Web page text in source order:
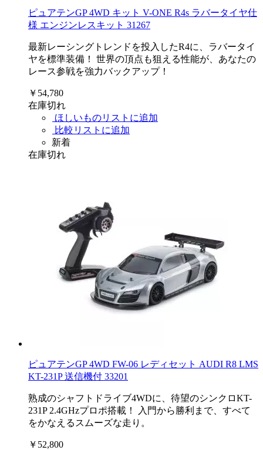
ピュアテンGP 4WD キット V-ONE R4s ラバータイヤ仕
様 エンジンレスキット 31267
最新レーシングトレンドを投入したR4に、ラバータイ
ヤを標準装備！ 世界の頂点も狙える性能が、あなたの
レース参戦を強力バックアップ！
￥54,780
在庫切れ
ほしいものリストに追加
比較リストに追加
新着
在庫切れ
ピュアテンGP 4WD FW-06 レディセット AUDI R8 LMS
KT-231P 送信機付 33201
熟成のシャフトドライブ4WDに、待望のシンクロKT-
231P 2.4GHzプロポ搭載！ 入門から勝利まで、すべて
をかなえるスムーズな走り。
￥52,800